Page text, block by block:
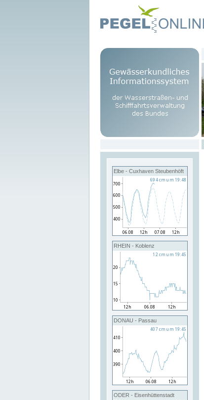
Elbe - Cuxhaven Steubenhöft
RHEIN - Koblenz
DONAU - Passau
ODER - Eisenhüttenstadt